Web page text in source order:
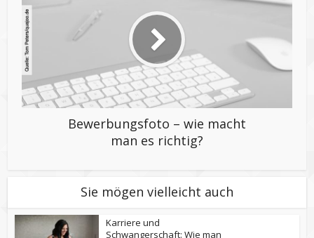
Bewerbungsfoto – wie macht
man es richtig?
Sie mögen vielleicht auch
Karriere und
Schwangerschaft: Wie man